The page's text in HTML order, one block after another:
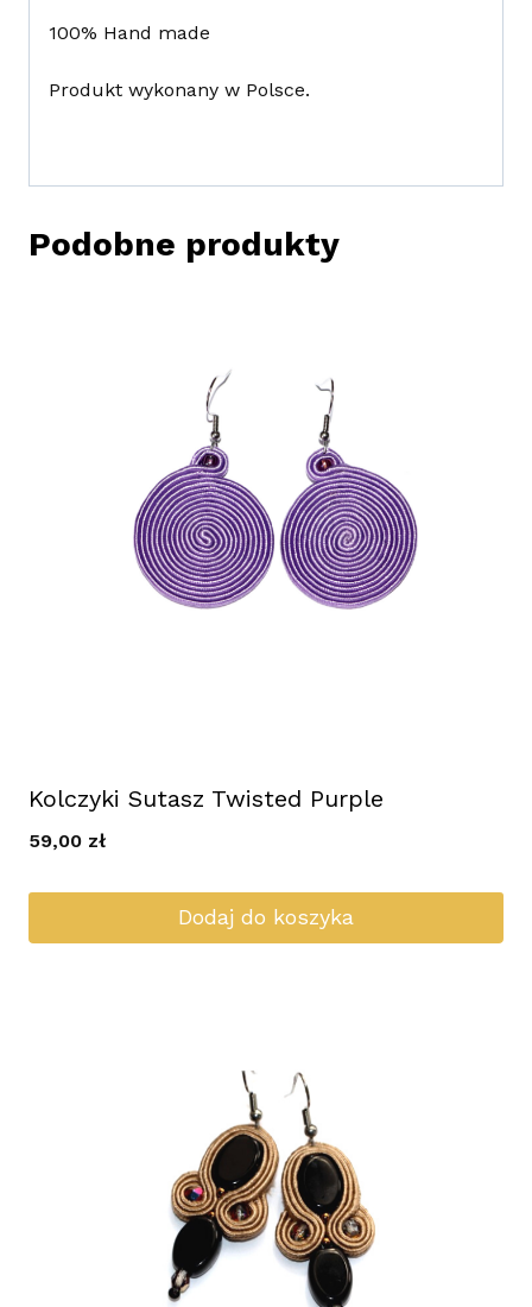
100% Hand made
Produkt wykonany w Polsce.
Podobne produkty
Kolczyki Sutasz Twisted Purple
59,00 zł
Dodaj do koszyka